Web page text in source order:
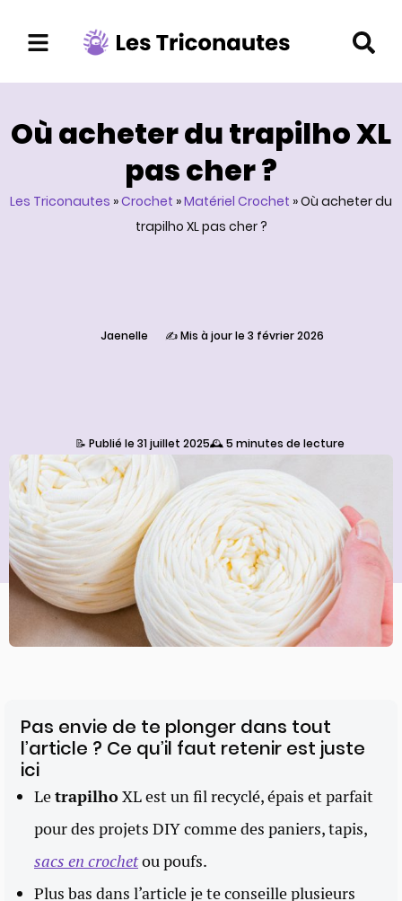
Aller
au
contenu
Où acheter du trapilho XL
pas cher ?
Les Triconautes »Crochet »Matériel Crochet »Où acheter du
trapilho XL pas cher ?
Jaenelle ✍️ Mis à jour le 3 février 2026
📝 Publié le 31 juillet 2025🕰️ 5 minutes de lecture
Pas envie de te plonger dans tout
l’article ? Ce qu’il faut retenir est juste
ici
LetrapilhoXL est un fil recyclé, épais et parfait
pour des projets DIY comme des paniers, tapis,
sacs en crochetou poufs.
Plus bas dans l’article je te conseille plusieurs